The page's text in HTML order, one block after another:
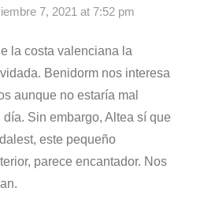
7, 2021 at 7:52 pm
la costa valenciana la
Benidorm nos interesa
aunque no estaría mal
Sin embargo, Altea sí que
este pequeño
parece encantador. Nos